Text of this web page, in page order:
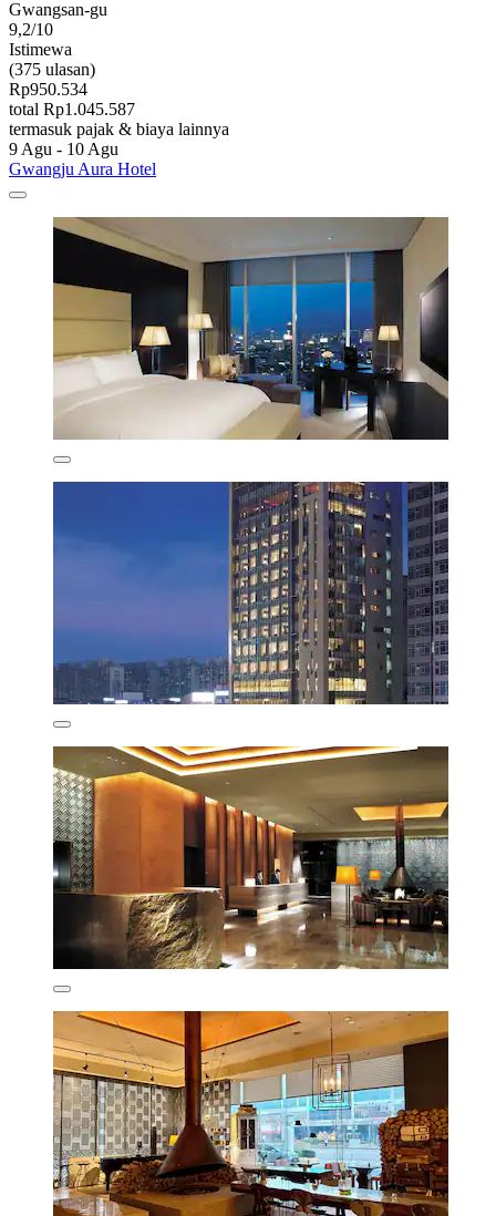
Gwangsan-gu
9,2/10
Istimewa
(375 ulasan)
Rp950.534
total Rp1.045.587
termasuk pajak & biaya lainnya
9 Agu - 10 Agu
Gwangju Aura Hotel